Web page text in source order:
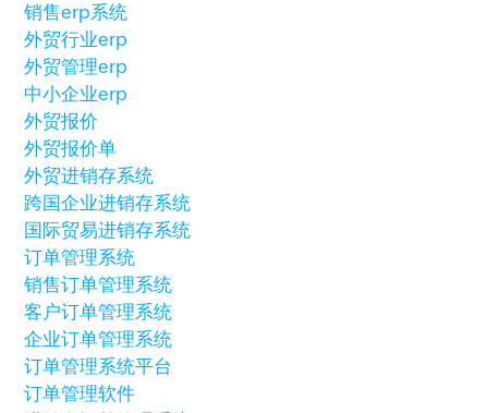
销售erp系统
外贸行业erp
外贸管理erp
中小企业erp
外贸报价
外贸报价单
外贸进销存系统
跨国企业进销存系统
国际贸易进销存系统
订单管理系统
销售订单管理系统
客户订单管理系统
企业订单管理系统
订单管理系统平台
订单管理软件